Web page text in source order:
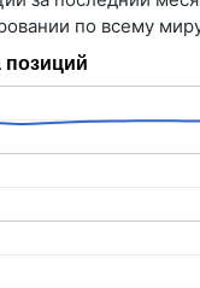
по всему
позиций